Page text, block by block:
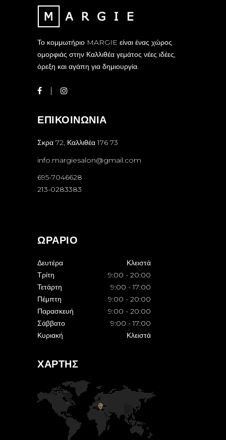
Το κομμωτήριο MARGIE είναι ένας χώρος
ομορφιάς στην Καλλιθέα γεμάτος νέες ιδέες,
όρεξη και αγάπη για δημιουργία.
ΕΠΙΚΟΙΝΩΝΙΑ
Σκρα 72, Καλλιθέα 176 73
info.margiesalon@gmail.com
695-7046628
213-0283383
ΩΡΑΡΙΟ
Δευτέρα
Κλειστά
Τρίτη
9:00 - 20:00
Τετάρτη
9:00 - 17:00
Πέμπτη
9:00 - 20:00
Παρασκευή
9:00 - 20:00
Σάββατο
9:00 - 17:00
Κυριακή
Κλειστά
ΧΑΡΤΗΣ